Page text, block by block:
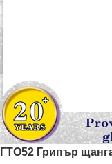
ГТО52 Грипър